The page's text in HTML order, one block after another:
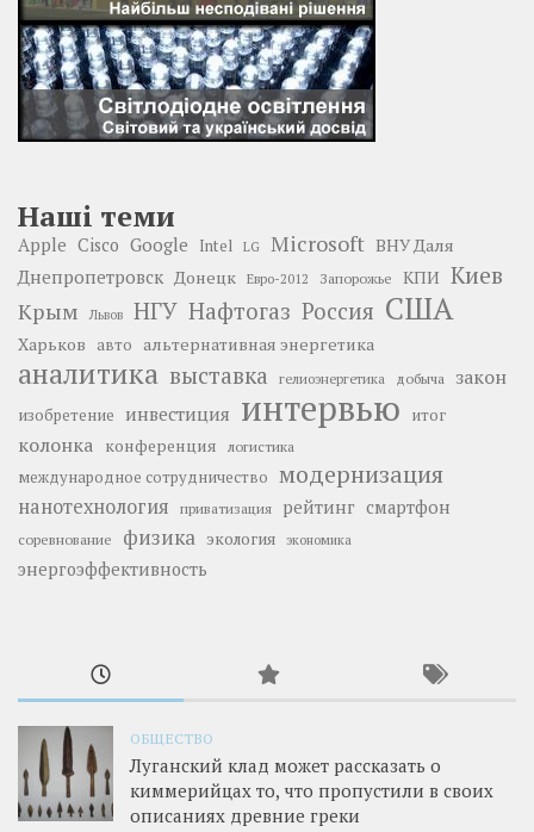
Наші теми
Apple Cisco Google Intel LG Microsoft ВНУ Даля
Днепропетровск Донецк Евро-2012 Запорожье КПИ Киев
Крым Львов НГУ Нафтогаз Россия США
Харьков авто альтернативная энергетика
аналитика выставка гелиоэнергетика добыча закон
изобретение инвестиция интервью итог
колонка конференция логистика
международное сотрудничество модернизация
нанотехнология приватизация рейтинг смартфон
соревнование физика экология экономика
энергоэффективность
ОБЩЕСТВО
Луганский клад может рассказать о
киммерийцах то, что пропустили в своих
описаниях древние греки